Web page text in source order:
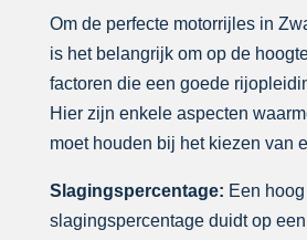
Om de perfecte motorrijles in
is het belangrijk om op de
factoren die een goede
Hier zijn enkele aspecten
moet houden bij het kiezen van
Slagingspercentage: Een hoog
slagingspercentage duidt op